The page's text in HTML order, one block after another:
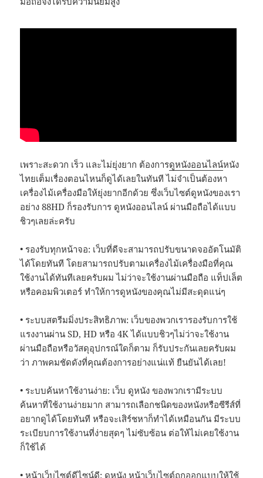
เพราะสะดวก เร็ว และไม่ยุ่งยาก ต้องการดูหนังออนไลน์หนัง
ไทยเต็มเรื่องตอนไหนก็ดูได้เลยในทันที ไม่จำเป็นต้องหา
เครื่องไม้เครื่องมือให้ยุ่งยากอีกด้วย ซึ่งเว็บไซต์ดูหนังของเรา
อย่าง 88HD ก็รองรับการ ดูหนังออนไลน์ ผ่านมือถือได้แบบ
ชิวๆเลยล่ะครับ
• รองรับทุกหน้าจอ: เว็บที่ดีจะสามารถปรับขนาดจออัตโนมัติ
ได้โดยทันที โดยสามารถปรับตามเครื่องไม้เครื่องมือที่คุณ
ใช้งานได้ทันทีเลยครับผม ไม่ว่าจะใช้งานผ่านมือถือ แท็ปเล็ต
หรือคอมพิวเตอร์ ทำให้การดูหนังของคุณไม่มีสะดุดแน่ๆ
• ระบบสตรีมมิ่งประสิทธิภาพ: เว็บของพวกเรารองรับการใช้
แรงงานผ่าน SD, HD หรือ 4K ได้แบบชิวๆไม่ว่าจะใช้งาน
ผ่านมือถือหรือวัสดุอุปกรณ์ใดก็ตาม ก็รับประกันเลยครับผม
ว่า ภาพคมชัดดังที่คุณต้องการอย่างแน่แท้ ยืนยันได้เลย!
• ระบบค้นหาใช้งานง่าย: เว็บ ดูหนัง ของพวกเรามีระบบ
ค้นหาที่ใช้งานง่ายมาก สามารถเลือกชนิดของหนังหรือซีรีส์ที่
อยากดูได้โดยทันที หรือจะเสิร์ชหาก็ทำได้เหมือนกัน มีระบบ
ระเบียบการใช้งานที่ง่ายสุดๆ ไม่ซับซ้อน ต่อให้ไม่เคยใช้งาน
ก็ใช้ได้
• หน้าเว็บไซต์ดีไซน์ดี: ดูหนัง หน้าเว็บไซต์ถูกออกแบบให้ใช้